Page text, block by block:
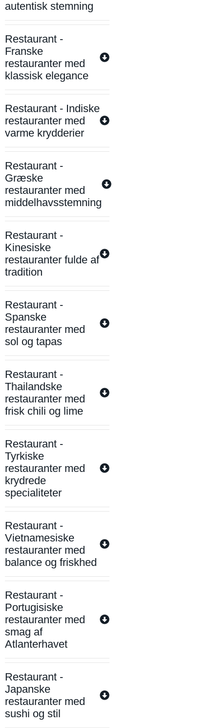
autentisk stemning
Restaurant -
Franske
restauranter med
klassisk elegance
Restaurant - Indiske
restauranter med
varme krydderier
Restaurant -
Græske
restauranter med
middelhavsstemning
Restaurant -
Kinesiske
restauranter fulde af
tradition
Restaurant -
Spanske
restauranter med
sol og tapas
Restaurant -
Thailandske
restauranter med
frisk chili og lime
Restaurant -
Tyrkiske
restauranter med
krydrede
specialiteter
Restaurant -
Vietnamesiske
restauranter med
balance og friskhed
Restaurant -
Portugisiske
restauranter med
smag af
Atlanterhavet
Restaurant -
Japanske
restauranter med
sushi og stil